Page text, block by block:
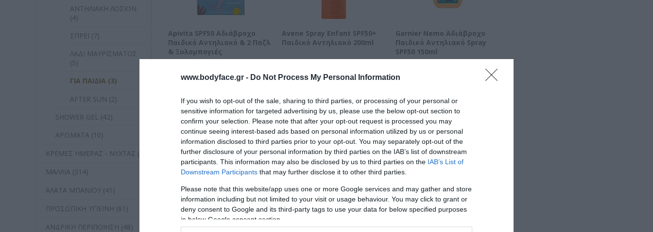
www.bodyface.gr - Do Not Process My Personal Information
If you wish to opt-out of the sale, sharing to third parties, or processing of your personal or
sensitive information for targeted advertising by us, please use the below opt-out section to
confirm your selection. Please note that after your opt-out request is processed you may
continue seeing interest-based ads based on personal information utilized by us or personal
information disclosed to third parties prior to your opt-out. You may separately opt-out of the
further disclosure of your personal information by third parties on the IAB’s list of downstream
participants. This information may also be disclosed by us to third parties on the IAB’s List of
Downstream Participants that may further disclose it to other third parties.
Please note that this website/app uses one or more Google services and may gather and store
information including but not limited to your visit or usage behaviour. You may click to grant or
deny consent to Google and its third-party tags to use your data for below specified purposes
in below Google consent section.
Apivita SPF50 Αδιάβροχο
Παιδικό Αντηλιακό & 2 Παζλ
& Ξυλομπογιές
17,97 €
Avene Spray Enfant SPF50+
Παιδικό Αντηλιακό 200ml
17,95 €
Garnier Nemo Αδιάβροχο
Παιδικό Αντηλιακό Spray
SPF50 150ml
7,45 €
ΑΝΤΗΛΙΑΚΗ ΛΟΣΙΟΝ
(4)
ΣΠΡΕΪ (7)
ΛΑΔΙ ΜΑΥΡΙΣΜΑΤΟΣ
(5)
ΓΙΑ ΠΑΙΔΙΑ (3)
AFTER SUN (2)
SHOWER GEL (42)
ΑΡΩΜΑΤΑ (10)
ΚΡΕΜΕΣ ΗΜΕΡΑΣ - ΝΥΧΤΑΣ (1)
ΜΑΛΛΙΑ (314)
ΑΛΑΤΑ ΜΠΑΝΙΟΥ (41)
ΠΡΟΣΩΠΙΚΗ ΥΓΙΕΙΝΗ (61)
ΑΝΔΡΙΚΗ ΠΕΡΙΠΟΙΗΣΗ (48)